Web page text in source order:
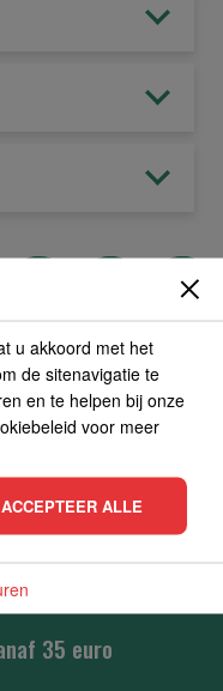
35 euro
u akkoord met het
de sitenavigatie te
en te helpen bij onze
voor meer
ACCEPTEER ALLE